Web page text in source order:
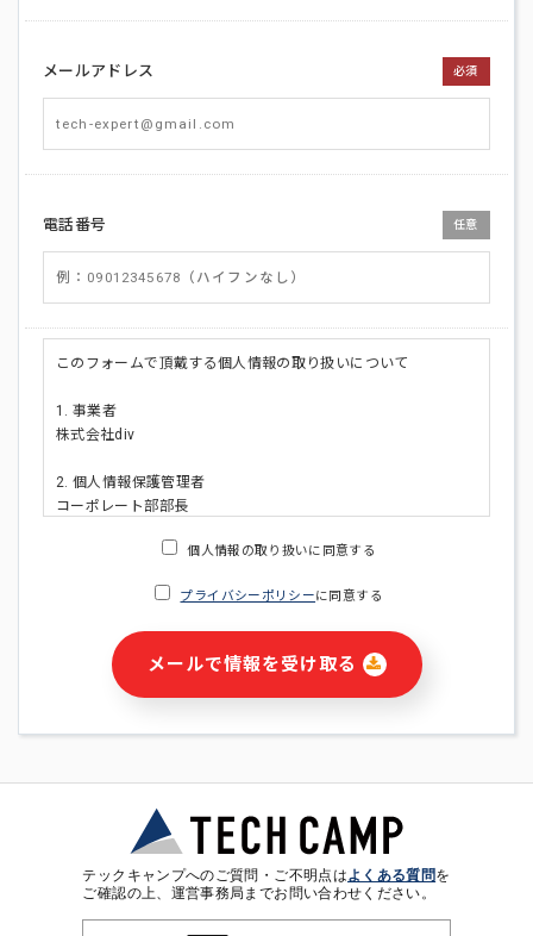
メールアドレス 必須
電話番号 任意
このフォームで頂戴する個人情報の取り扱いについて
1. 事業者
株式会社div
2. 個人情報保護管理者
コーポレート部部長
・ご請求された資料の送付のため
・本サービス及び本サービスに関連する情報(当社及び第三者の
サービス又は商品等の広告配信・宣伝を含みますが、それらに
・個人(法人の場合は担当者)を識別できない形式に加工した統
計情報の作成および利用
※上記の利用目的に基づいた本人への連絡及び配信について
個人情報の取り扱いに同意する
プライバシーポリシーに同意する
メールで情報を受け取る
テックキャンプへのご質問・ご不明点はよくある質問を
ご確認の上、運営事務局までお問い合わせください。